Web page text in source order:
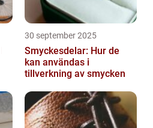
30 september 2025
Smyckesdelar: Hur de
kan användas i
tillverkning av smycken